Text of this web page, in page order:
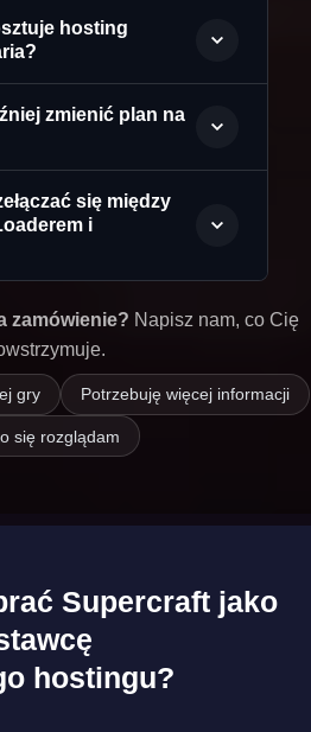
hosting
zmienić plan na
się między
i
zamówienie? Napisz nam, co Cię
gry Potrzebuję więcej informacji
się rozglądam
Supercraft jako
hostingu?